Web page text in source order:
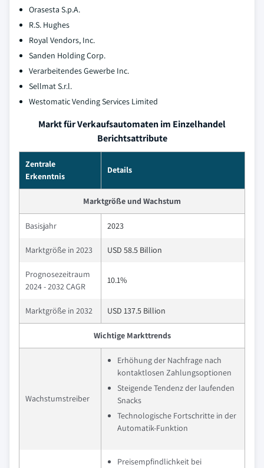
Orasesta S.p.A.
R.S. Hughes
Royal Vendors, Inc.
Sanden Holding Corp.
Verarbeitendes Gewerbe Inc.
Sellmat S.r.l.
Westomatic Vending Services Limited
Markt für Verkaufsautomaten im Einzelhandel
Berichtsattribute
Zentrale
Erkenntnis
Details
Marktgröße und Wachstum
Basisjahr 2023
Marktgröße in 2023 USD 58.5 Billion
Prognosezeitraum
2024 - 2032 CAGR
10.1%
Marktgröße in 2032 USD 137.5 Billion
Wichtige Markttrends
Wachstumstreiber
Erhöhung der Nachfrage nach
kontaktlosen Zahlungsoptionen
Steigende Tendenz der laufenden
Snacks
Technologische Fortschritte in der
Automatik-Funktion
Preisempfindlichkeit bei